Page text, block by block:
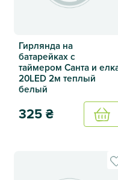
Гирлянда на
батарейках с
таймером Санта и
20LED 2м теплый
белый
325₴